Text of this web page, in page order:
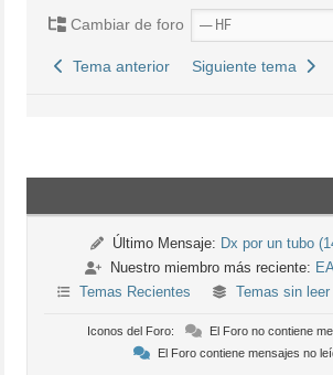
Cambiar de foro
Tema anterior Siguiente tema
Último Mensaje: Dx por un tubo
Nuestro miembro más reciente:
Temas Recientes
Temas sin leer
Iconos del Foro:
El Foro no contiene
El Foro contiene mensajes no